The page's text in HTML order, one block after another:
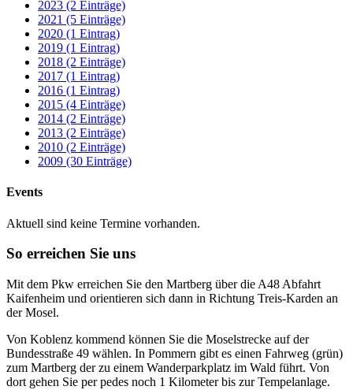
2023 (2 Einträge)
2021 (5 Einträge)
2020 (1 Eintrag)
2019 (1 Eintrag)
2018 (2 Einträge)
2017 (1 Eintrag)
2016 (1 Eintrag)
2015 (4 Einträge)
2014 (2 Einträge)
2013 (2 Einträge)
2010 (2 Einträge)
2009 (30 Einträge)
Events
Aktuell sind keine Termine vorhanden.
So erreichen Sie uns
Mit dem Pkw erreichen Sie den Martberg über die A48 Abfahrt
Kaifenheim und orientieren sich dann in Richtung Treis-Karden an
der Mosel.
Von Koblenz kommend können Sie die Moselstrecke auf der
Bundesstraße 49 wählen. In Pommern gibt es einen Fahrweg (grün)
zum Martberg der zu einem Wanderparkplatz im Wald führt. Von
dort gehen Sie per pedes noch 1 Kilometer bis zur Tempelanlage.